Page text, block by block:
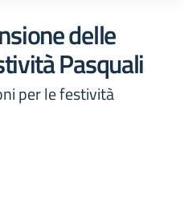
delle
Pasquali
per le festività